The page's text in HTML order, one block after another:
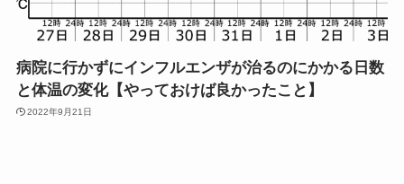
病院に行かずにインフルエンザが治るのにかかる日数
と体温の変化【やっておけば良かったこと】
2022年9月21日